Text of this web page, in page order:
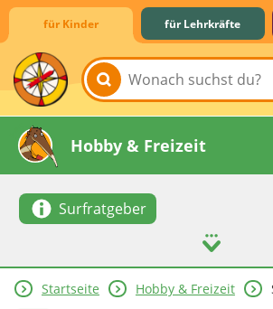
für Kinder für Lehrkräfte
Lernen & Schule
Hobby & Freizeit
Surfratgeber
Spiel & Spaß
Mitreden & Mitmachen
Startseite Hobby & Freizeit